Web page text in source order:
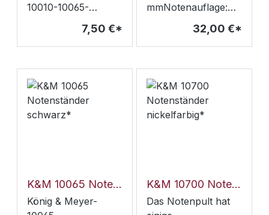
10010-10065-
Nylongewebe mit
Leinencharakter -
Mit Klettverschluss
und
Umhängeriemen-
7,50 €*
mmNotenauflage:
435 x 215 x 42
mmmaximale
Gesamthöhe: 1.460
ausziehbarGewicht
1,4 kg
32,00 €*
K&M 10065 Notenständer schwarz*
König & Meyer-
K&M 10700 Notenständer nickelfarbig*
Das Notenpult hat